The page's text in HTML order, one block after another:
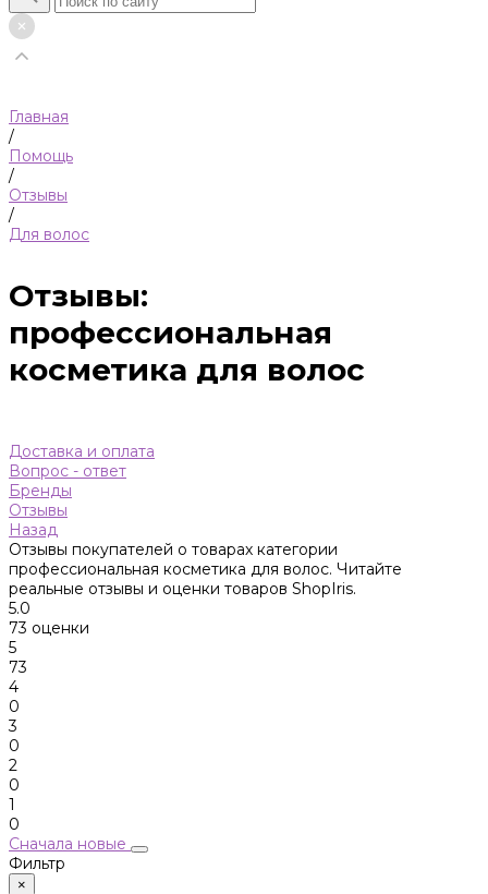
Главная
/
Помощь
/
Отзывы
/
Для волос
Отзывы:
профессиональная
косметика для волос
Доставка и оплата
Вопрос - ответ
Бренды
Отзывы
Назад
Отзывы покупателей о товарах категории
профессиональная косметика для волос. Читайте
реальные отзывы и оценки товаров ShopIris.
5.0
73 оценки
5
73
4
0
3
0
2
0
1
0
Сначала новые
Фильтр
×